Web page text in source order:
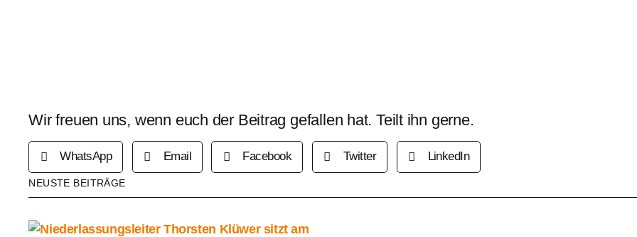
Wir freuen uns, wenn euch der Beitrag gefallen hat. Teilt ihn gerne.
WhatsApp Email Facebook Twitter LinkedIn
NEUSTE BEITRÄGE